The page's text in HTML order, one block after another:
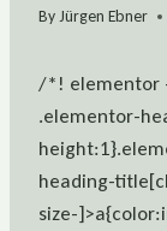
ByJürgen Ebner
/*! elementor
.elementor-
heading-
size-